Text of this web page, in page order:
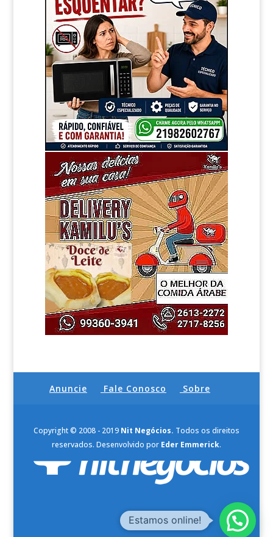
Anuncie Fale Conosco Sobre
Copyright © 2008 - 2019 Nit Negócios. Todos os direitos
reservados. Desenvolvido por Eder Emmerick.
Estamos online!